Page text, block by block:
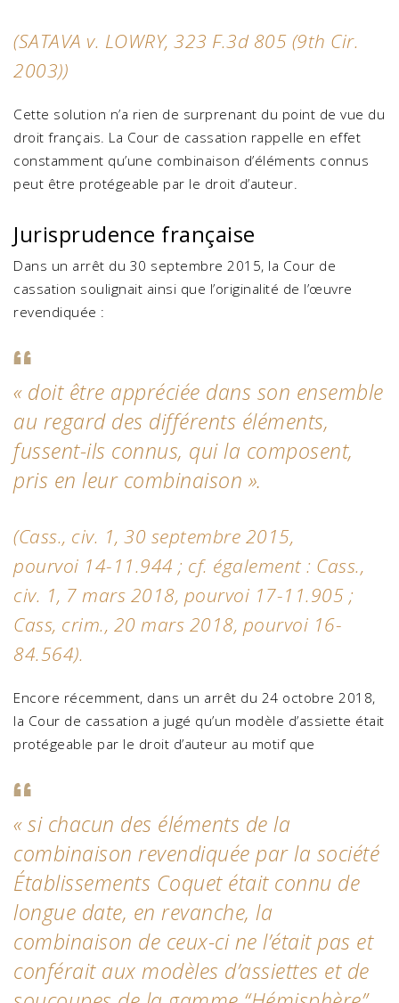
(SATAVA v. LOWRY, 323 F.3d 805 (9th Cir.
2003))
Cette solution n’a rien de surprenant du point de vue du
droit français. La Cour de cassation rappelle en effet
constamment qu’une combinaison d’éléments connus
peut être protégeable par le droit d’auteur.
Jurisprudence française
Dans un arrêt du 30 septembre 2015, la Cour de
cassation soulignait ainsi que l’originalité de l’œuvre
revendiquée :
« doit être appréciée dans son ensemble
au regard des différents éléments,
fussent-ils connus, qui la composent,
pris en leur combinaison ».
(Cass., civ. 1, 30 septembre 2015,
pourvoi 14-11.944 ; cf. également : Cass.,
civ. 1, 7 mars 2018, pourvoi 17-11.905 ;
Cass, crim., 20 mars 2018, pourvoi 16-
84.564).
Encore récemment, dans un arrêt du 24 octobre 2018,
la Cour de cassation a jugé qu’un modèle d’assiette était
protégeable par le droit d’auteur au motif que
«si chacun des éléments de la
combinaison revendiquée par la société
Établissements Coquet était connu de
longue date, en revanche, la
combinaison de ceux-ci ne l’était pas et
conférait aux modèles d’assiettes et de